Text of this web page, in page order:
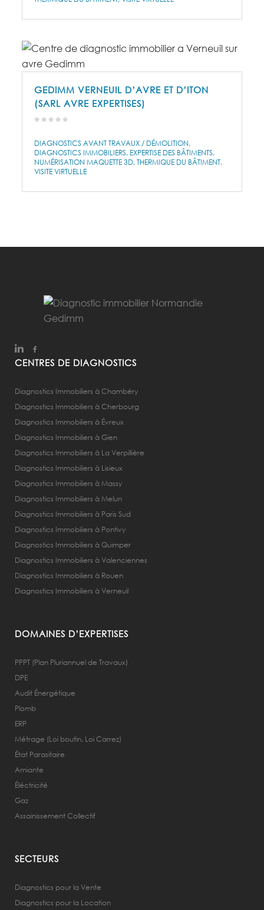
GEDIMM VERNEUIL D’AVRE ET D’ITON
(SARL AVRE EXPERTISES)
DIAGNOSTICS AVANT TRAVAUX / DÉMOLITION
DIAGNOSTICS IMMOBILIERS EXPERTISE DES BÂTIMENTS
NUMÉRISATION MAQUETTE 3D THERMIQUE DU BÂTIMENT
VISITE VIRTUELLE
CENTRES DE DIAGNOSTICS
Diagnostics Immobiliers à Chambéry
Diagnostics Immobiliers à Cherbourg
Diagnostics Immobiliers à Évreux
Diagnostics Immobiliers à Gien
Diagnostics Immobiliers à La Verpillière
Diagnostics Immobiliers à Lisieux
Diagnostics Immobiliers à Massy
Diagnostics Immobiliers à Melun
Diagnostics Immobiliers à Paris Sud
Diagnostics Immobiliers à Pontivy
Diagnostics Immobiliers à Quimper
Diagnostics Immobiliers à Valenciennes
Diagnostics Immobiliers à Rouen
Diagnostics Immobiliers à Verneuil
DOMAINES D’EXPERTISES
PPPT (Plan Pluriannuel de Travaux)
DPE
Audit Énergétique
Plomb
ERP
Métrage (Loi boutin, Loi Carrez)
État Parasitaire
Amiante
Éléctricité
Gaz
Assainissement Collectif
SECTEURS
Diagnostics pour la Vente
Diagnostics pour la Location